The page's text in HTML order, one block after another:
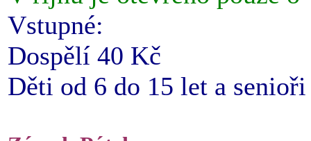
Vstupné:
Dospělí 40 Kč
Děti od 6 do 15 let a